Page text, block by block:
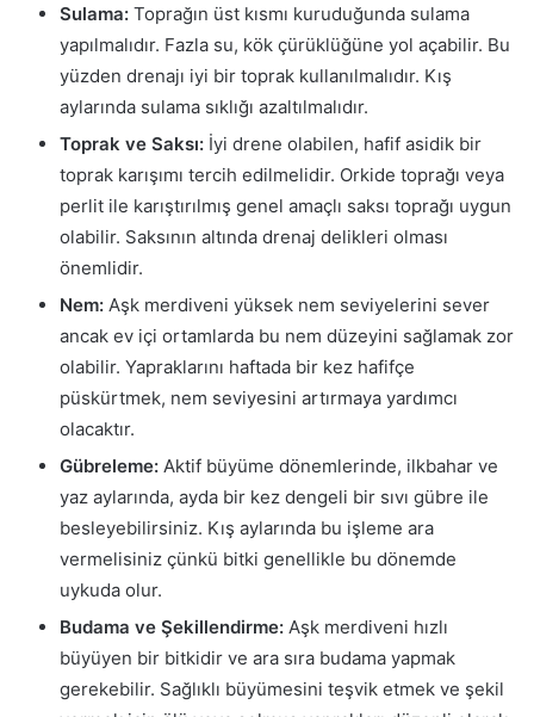
Sulama: Toprağın üst kısmı kuruduğunda sulama
yapılmalıdır. Fazla su, kök çürüklüğüne yol açabilir. Bu
yüzden drenajı iyi bir toprak kullanılmalıdır. Kış
aylarında sulama sıklığı azaltılmalıdır.
Toprak ve Saksı: İyi drene olabilen, hafif asidik bir
toprak karışımı tercih edilmelidir. Orkide toprağı veya
perlit ile karıştırılmış genel amaçlı saksı toprağı uygun
olabilir. Saksının altında drenaj delikleri olması
önemlidir.
Nem: Aşk merdiveni yüksek nem seviyelerini sever
ancak ev içi ortamlarda bu nem düzeyini sağlamak zor
olabilir. Yapraklarını haftada bir kez hafifçe
püskürtmek, nem seviyesini artırmaya yardımcı
olacaktır.
Gübreleme: Aktif büyüme dönemlerinde, ilkbahar ve
yaz aylarında, ayda bir kez dengeli bir sıvı gübre ile
besleyebilirsiniz. Kış aylarında bu işleme ara
vermelisiniz çünkü bitki genellikle bu dönemde
uykuda olur.
Budama ve Şekillendirme: Aşk merdiveni hızlı
büyüyen bir bitkidir ve ara sıra budama yapmak
gerekebilir. Sağlıklı büyümesini teşvik etmek ve şekil